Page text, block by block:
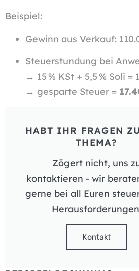
Beispiel:
Gewinn aus Verkauf:
Steuerstundung bei
→ 15 % KSt + 5,5 % Soli =
→ gesparte Steuer =
HABT IHR FRAGEN
THEMA?
Zögert nicht, uns
kontaktieren - wir
gerne bei all Euren
Kontakt